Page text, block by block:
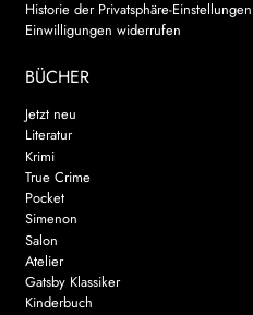
Historie der Privatsphäre-Einstellungen
Einwilligungen widerrufen
BÜCHER
Jetzt neu
Literatur
Krimi
True Crime
Pocket
Simenon
Salon
Atelier
Gatsby Klassiker
Kinderbuch